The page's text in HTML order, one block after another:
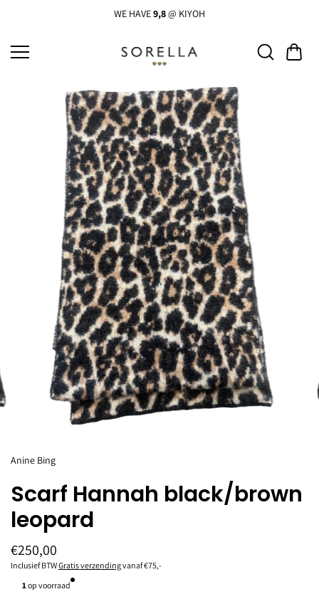
WE HAVE9,8@ KIYOH
Anine Bing
Scarf Hannah black/brown
leopard
€250,00
Inclusief BTWGratis verzendingvanaf €75,-
1op voorraad